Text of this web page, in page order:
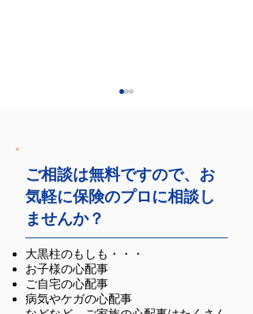
弊社主催セミナーのお
知らせ
ご相談は無料ですので、お
気軽に保険のプロに相談し
ませんか？
大黒柱のもしも・・・
お子様の心配事
ご自宅の心配事
病気やケガの心配事